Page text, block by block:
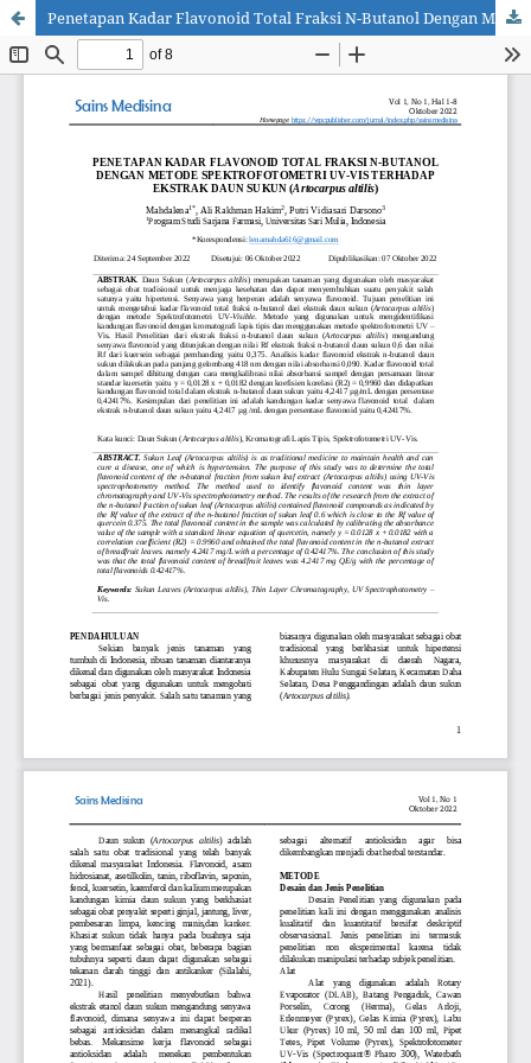
Penetapan Kadar Flavonoid Total Fraksi N-Butanol Dengan Metode Spektrofotometri UV-Vis Terhadap Ekstrak Daun Sukun (Artocarpus altilis)